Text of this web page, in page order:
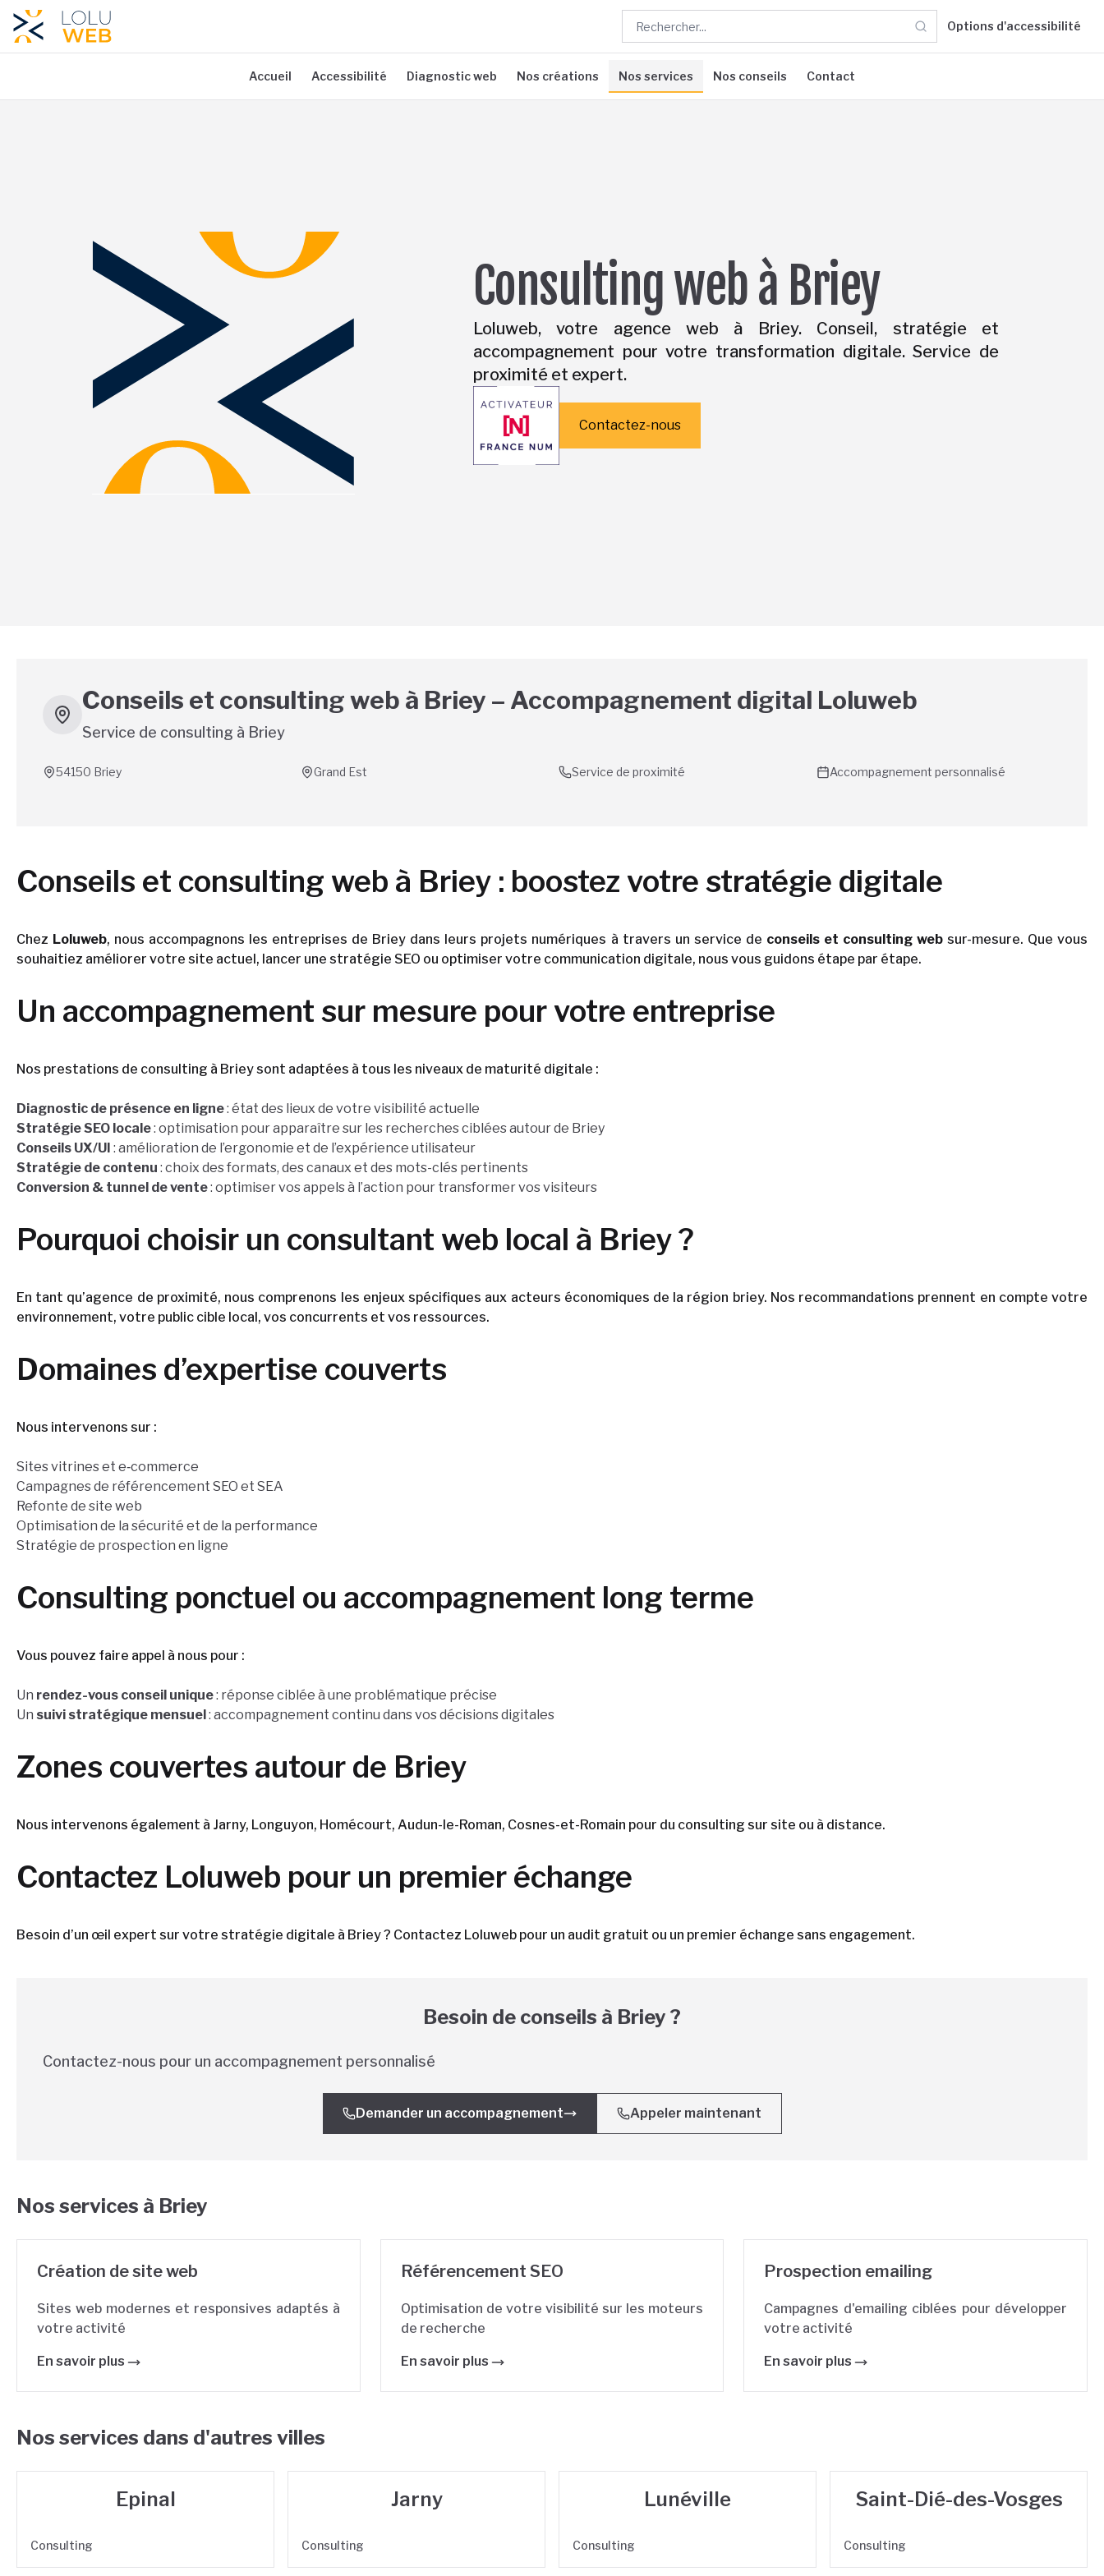
Aller au contenu principal
Options d'accessibilité
Accueil Accessibilité Diagnostic web Nos créations Nos services Nos conseils Contact
Consulting web à Briey
Loluweb, votre agence web à Briey. Conseil, stratégie et
accompagnement pour votre transformation digitale. Service de
proximité et expert.
Contactez-nous
Conseils et consulting web à Briey – Accompagnement digital Loluweb
Service de consulting à Briey
54150 Briey Grand Est Service de proximité Accompagnement personnalisé
Conseils et consulting web à Briey : boostez votre stratégie digitale
Chez Loluweb, nous accompagnons les entreprises de Briey dans leurs projets numériques à travers un service de conseils et consulting websur-mesure. Que vous
souhaitiez améliorer votre site actuel, lancer une stratégie SEO ou optimiser votre communication digitale, nous vous guidons étape par étape.
Un accompagnement sur mesure pour votre entreprise
Nos prestations de consulting à Briey sont adaptées à tous les niveaux de maturité digitale :
Diagnostic de présence en ligne: état des lieux de votre visibilité actuelle
Stratégie SEO locale: optimisation pour apparaître sur les recherches ciblées autour de Briey
Conseils UX/UI : amélioration de l’ergonomie et de l’expérience utilisateur
Stratégie de contenu : choix des formats, des canaux et des mots-clés pertinents
Conversion & tunnel de vente: optimiser vos appels à l’action pour transformer vos visiteurs
Pourquoi choisir un consultant web local à Briey ?
En tant qu’agence de proximité, nous comprenons les enjeux spécifiques aux acteurs économiques de la région briey. Nos recommandations prennent en compte votre
environnement, votre public cible local, vos concurrents et vos ressources.
Domaines d’expertise couverts
Nous intervenons sur :
Sites vitrines et e‑commerce
Campagnes de référencement SEO et SEA
Refonte de site web
Optimisation de la sécurité et de la performance
Stratégie de prospection en ligne
Consulting ponctuel ou accompagnement long terme
Vous pouvez faire appel à nous pour :
Un rendez-vous conseil unique: réponse ciblée à une problématique précise
Un suivi stratégique mensuel: accompagnement continu dans vos décisions digitales
Zones couvertes autour de Briey
Nous intervenons également à Jarny, Longuyon, Homécourt, Audun-le-Roman, Cosnes-et-Romain pour du consulting sur site ou à distance.
Contactez Loluweb pour un premier échange
Besoin d’un œil expert sur votre stratégie digitale à Briey ? Contactez Loluweb pour un audit gratuit ou un premier échange sans engagement.
Besoin de conseils à Briey ?
Contactez-nous pour un accompagnement personnalisé
Demander un accompagnement Appeler maintenant
Nos services à Briey
Création de site web
Sites web modernes et responsives adaptés à
votre activité
En savoir plus
Référencement SEO
Optimisation de votre visibilité sur les moteurs
de recherche
En savoir plus
Prospection emailing
Campagnes d'emailing ciblées pour développer
votre activité
En savoir plus
Nos services dans d'autres villes
Epinal
Consulting
Jarny
Consulting
Lunéville
Consulting
Saint-Dié-des-Vosges
Consulting